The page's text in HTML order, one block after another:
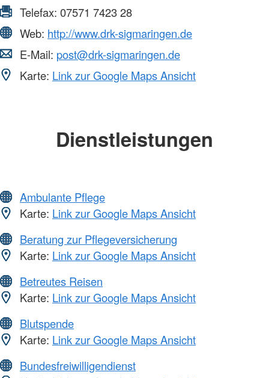
Telefax: 07571 7423 28
Web: http://www.drk-sigmaringen.de
E-Mail: post@drk-sigmaringen.de
Karte: Link zur Google Maps Ansicht
Dienstleistungen
Ambulante Pflege
Karte: Link zur Google Maps Ansicht
Beratung zur Pflegeversicherung
Karte: Link zur Google Maps Ansicht
Betreutes Reisen
Karte: Link zur Google Maps Ansicht
Blutspende
Karte: Link zur Google Maps Ansicht
Bundesfreiwilligendienst